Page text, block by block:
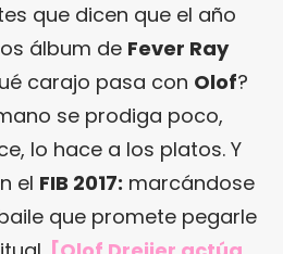
que dicen que el año
álbum de Fever Ray
carajo pasa con Olof?
se prodiga poco,
lo hace a los platos. Y
el FIB 2017: marcándose
que promete pegarle